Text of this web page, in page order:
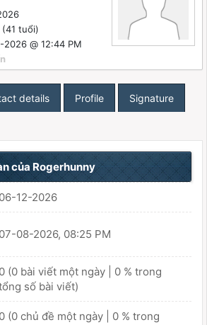
tuổi)
@ 12:44 PM
details Profile Signature
của Rogerhunny
06-12-2026
07-08-2026, 08:25 PM
0 (0 bài viết một ngày | 0 % trong
số bài viết)
0 (0 chủ đề một ngày | 0 % trong